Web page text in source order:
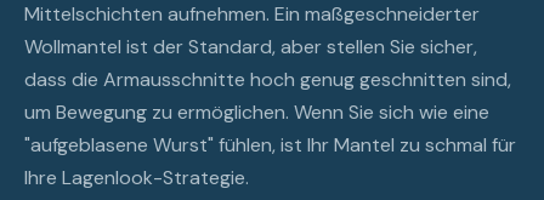
Mittelschichten aufnehmen. Ein maßgeschneiderter
Wollmantel ist der Standard, aber stellen Sie sicher,
dass die Armausschnitte hoch genug geschnitten sind,
um Bewegung zu ermöglichen. Wenn Sie sich wie eine
"aufgeblasene Wurst" fühlen, ist Ihr Mantel zu schmal für
Ihre Lagenlook-Strategie.